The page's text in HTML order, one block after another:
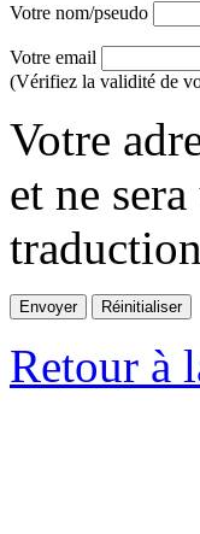
Votre nom/pseudo
Votre email
(Vérifiez la validité de
Votre
et ne
Retour à